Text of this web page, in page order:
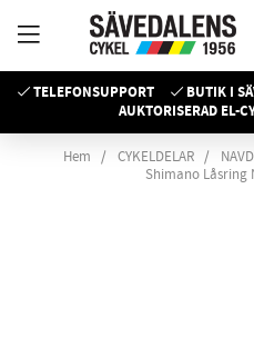
TELEFONSUPPORT BUTIK I
AUKTORISERAD EL-
Hem CYKELDELAR
Shimano Låsring